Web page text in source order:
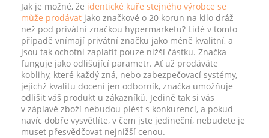
Jak je možné, že identické kuře stejného výrobce se
může prodávat jako značkové o 20 korun na kilo dráž
než pod privátní značkou hypermarketu? Lidé v tomto
případě vnímají privátní značku jako méně kvalitní, a
jsou tak ochotni zaplatit pouze nižší částku. Značka
funguje jako odlišující parametr. Ať už prodáváte
koblihy, které každý zná, nebo zabezpečovací systémy,
jejichž kvalitu docení jen odborník, značka umožňuje
odlišit váš produkt u zákazníků. Jedině tak si vás
v záplavě zboží nebudou plést s konkurencí, a pokud
navíc dobře vysvětlíte, v čem jste jedineční, nebudete je
muset přesvědčovat nejnižší cenou.